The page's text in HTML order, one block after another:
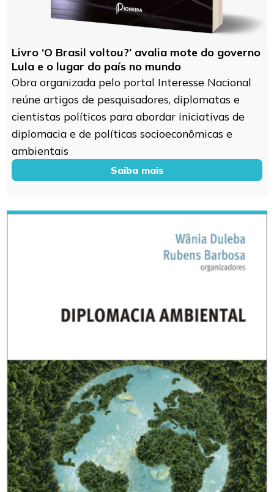
Livro ‘O Brasil voltou?’ avalia mote do governo
Lula e o lugar do país no mundo
Obra organizada pelo portal Interesse Nacional
reúne artigos de pesquisadores, diplomatas e
cientistas políticos para abordar iniciativas de
diplomacia e de políticas socioeconômicas e
ambientais
Saiba mais